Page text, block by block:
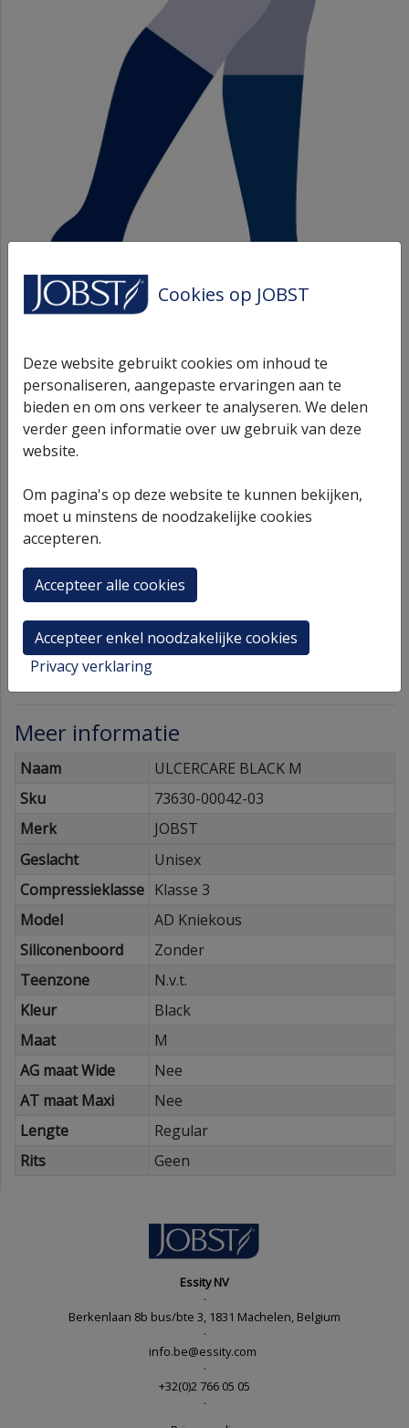
Cookies op JOBST
Deze website gebruikt cookies om inhoud te
personaliseren, aangepaste ervaringen aan te
bieden en om ons verkeer te analyseren. We delen
verder geen informatie over uw gebruik van deze
website.
Om pagina's op deze website te kunnen bekijken,
moet u minstens de noodzakelijke cookies
accepteren.
Accepteer alle cookies
Accepteer enkel noodzakelijke cookies
Privacy verklaring
ULCERCARE BLACK M
UCR KH 1STK&2LNRS L BL 1 INT.
JOBST UlcerCare - Klasse 3 - AD Kniekous - Regular -
Zonder siliconenboord - Geen ritssluiting - Black - M -
Unisex
Contact
CNK
Meer informatie
Naam
ULCERCARE BLACK M
Sku
73630-00042-03
Merk
JOBST
Geslacht
Unisex
Compressieklasse Klasse 3
Model
AD Kniekous
Siliconenboord
Zonder
Teenzone
N.v.t.
Kleur
Black
Maat
M
AG maat Wide
Nee
AT maat Maxi
Nee
Lengte
Regular
Rits
Geen
Essity NV
·
Berkenlaan 8b bus/bte 3, 1831 Machelen, Belgium
·
info.be@essity.com
·
+32(0)2 766 05 05
·